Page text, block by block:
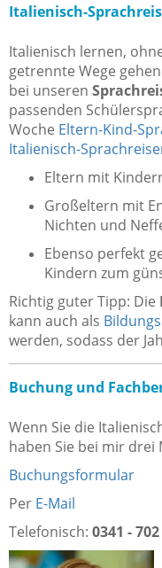
Italienisch-
Italienisch lernen,
getrennte Wege
bei unseren
passenden
Woche Eltern-Kind-
Italienisch-
Eltern mit
Großeltern mit
Nichten und
Ebenso perfekt
Kindern zum
Richtig guter Tipp: Die
kann auch als
werden, sodass der
Buchung und
Wenn Sie die
haben Sie bei mir drei
Buchungsformular
Per E-Mail
Telefonisch: 0341 -